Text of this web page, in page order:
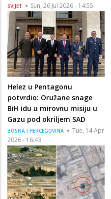
SVIJET Sun, 26 Jul 2026 - 14:55
Helez u Pentagonu
potvrdio: Oružane snage
BiH idu u mirovnu misiju u
Gazu pod okriljem SAD
BOSNA I HERCEGOVINA
Tue, 14 Apr
2026 - 16:43